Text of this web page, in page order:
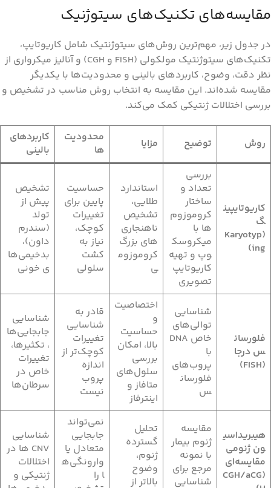
مقایسه‌های تکنیک‌های سیتوژنیک
در جدول زیر، مهم‌ترین روش‌های سیتوژنتیک شامل کاریوتایپ،
تکنیک‌های سیتوژنتیک مولکولی (FISH و CGH) و آنالیز میکرواری از
نظر دقت، وضوح، کاربردهای بالینی و محدودیت‌ها با یکدیگر
مقایسه شده‌اند. این مقایسه به انتخاب روش مناسب در تشخیص و
بررسی اختلالات ژنتیکی کمک می‌کند.
روش توضیح مزایا
محدودیت‌
ها
کاربردهای
بالینی
کاریوتایپین
گ
(Karyotyp
ing)
بررسی
تعداد و
ساختار
کروموزوم‌
ها با
میکروسک
وپ و تهیه
کاریوتایپ
تصویری
استاندارد
طلایی،
تشخیص
ناهنجاری‌
های بزرگ
کروموزوم
ی
حساسیت
پایین برای
تغییرات
کوچک،
نیاز به
کشت
سلولی
تشخیص
پیش از
تولد
(سندرم
داون)،
بدخیمی‌ها
ی خونی
فلورسان
س درجا
(FISH)
شناسایی
توالی‌های
خاص DNA
با
پروب‌های
فلورسان
س
اختصاصیت
و
حساسیت
بالا، امکان
بررسی
سلول‌های
متافاز و
اینترفاز
قادر به
شناسایی
تغییرات
کوچک‌تر از
اندازه
پروب
نیست
شناسایی
جابجایی‌ها
، تکثیرها،
تغییرات
خاص در
سرطان‌ها
هیبریداسی
ون ژنومی
مقایسه‌ای
(CGH/aCG
مقایسه
ژنوم بیمار
با نمونه
مرجع برای
شناسایی
تحلیل
گسترده
ژنوم،
وضوح
بالاتر از
نمی‌تواند
جابجایی
متعادل یا
وارونگی‌ه
ا را
شناسایی
CNV ها در
اختلالات
ژنتیکی و